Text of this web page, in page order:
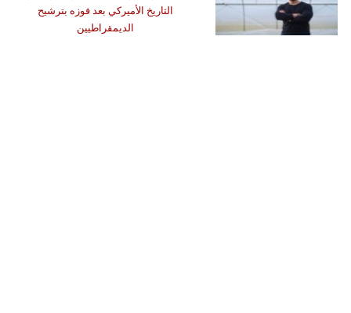
التاريخ الأميركي بعد فوزه بترشيح
الديمقراطيين